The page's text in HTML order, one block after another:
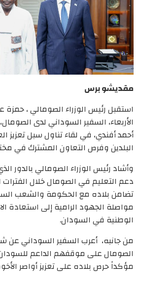
مقديشو برس
استقبل رئيس الوزراء الصومالي ، حمزة
الأربعاء، السفير السوداني لدى
أحمد أفندي، في لقاء تناول سبل تعزيز
البلدين وفرص التعاون المشترك في
وأشاد رئيس الوزراء الصومالي بالدور
دعم التعليم في الصومال خلال
تضامن بلاده مع الحكومة والشعب
مواصلة الجهود الرامية إلى استعادة
الوطنية في السودان.
من جانبه، أعرب السفير السوداني
الصومال على موقفهم الداعم للسودان
مؤكداً حرص بلاده على تعزيز أواصر